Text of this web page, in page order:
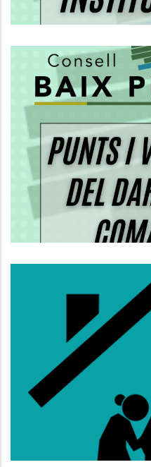
ORDRE DEL
S’obre La
Lloguer Per
Altres